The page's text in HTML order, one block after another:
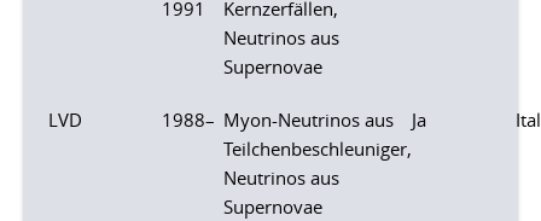
1991
Kernzerfällen,
Neutrinos aus
Supernovae
LVD 1988– Myon-Neutrinos aus
Teilchenbeschleuniger,
Neutrinos aus
Supernovae
Ja